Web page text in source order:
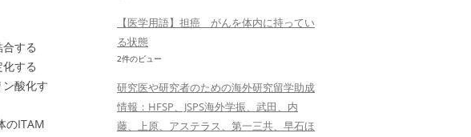
合する
する
酸化す
のITAM
【医学用語】担癌 がんを体内に持ってい
る状態
2件のビュー
研究医や研究者のための海外研究留学助成
情報：HFSP、JSPS海外学振、武田、内
藤、上原、アステラス、第一三共、早石ほ